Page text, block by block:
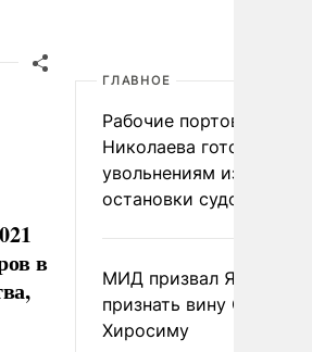
в
ГЛАВНОЕ
Рабочие портов
Николаева готовятся к
увольнениям из-за
остановки судоходства
МИД призвал Японию
признать вину США за
Хиросиму